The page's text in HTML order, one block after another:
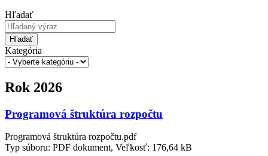
Hľadať
Hľadať
Kategória
Rok 2026
Programová štruktúra rozpočtu
Programová štruktúra rozpočtu.pdf
Typ súboru: PDF dokument, Veľkosť: 176,64 kB